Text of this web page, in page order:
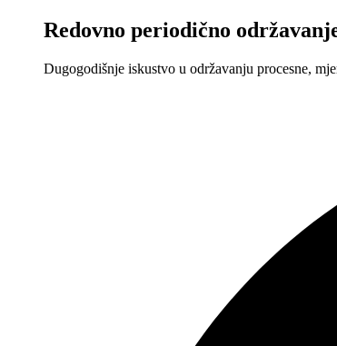
Redovno periodično
Dugogodišnje iskustvo u održavanju procesne,